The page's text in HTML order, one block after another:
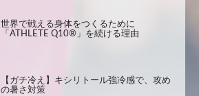
世界で戦える身体をつくるために
「ATHLETE Q10®」を続ける理由
【ガチ冷え】キシリトール強冷感で、攻め
の暑さ対策